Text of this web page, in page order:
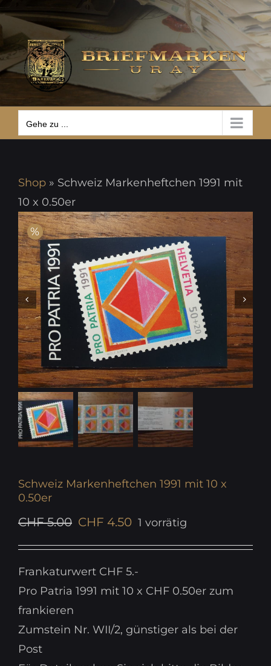
Zum
Inhalt
springen
Gehe zu ...
Gehe zu ...
Shop » Schweiz Markenheftchen 1991 mit
10 x 0.50er
%
Schweiz Markenheftchen 1991 mit 10 x
0.50er
CHF5.00 Ursprünglicher
CHF 5.00
CHF 4.50Aktueller
CHF 4.50.
1 vorrätig
Frankaturwert CHF 5.-
Pro Patria 1991 mit 10 x CHF 0.50er zum
frankieren
Zumstein Nr. WII/2, günstiger als bei der
Post